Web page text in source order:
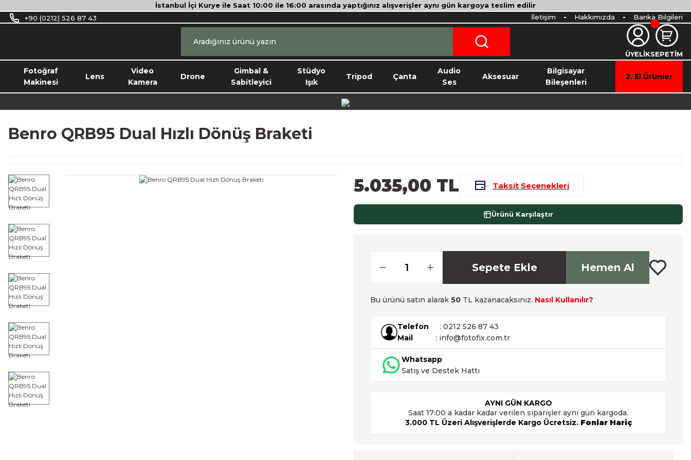
İstanbul İçi Kurye ile Saat 10:00 ile 16:00 arasında yaptığınız alışverişler aynı gün kargoya teslim edilir
+90 (0212) 526 87 43
İletişim Hakkımızda Banka Bilgileri
ÜYELİKSEPETİM
Fotoğraf
Makinesi
Lens
Video
Kamera
Drone
Gimbal &
Sabitleyici
Stüdyo
Işık
Tripod Çanta
Audio
Ses
Aksesuar
Bilgisayar
Bileşenleri
2. El Ürünler
Benro QRB95 Dual Hızlı Dönüş Braketi
5.035,00 TL Taksit Seçenekleri
Ürünü Karşılaştır
Sepete Ekle Hemen Al
Bu ürünü satın alarak 50 TL kazanacaksınız. Nasıl Kullanılır?
Telefon
: 0212 526 87 43
Mail
: info@fotofix.com.tr
Whatsapp
Satış ve Destek Hattı
AYNI GÜN KARGO
Saat 17:00 a kadar kadar verilen siparişler aynı gün kargoda.
3.000 TL Üzeri Alışverişlerde Kargo Ücretsiz. Fonlar Hariç